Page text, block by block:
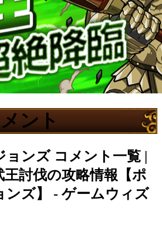
ント
ョンズ コメント一覧 |
王討伐の攻略情報【ポ
ンズ】 - ゲームウィズ